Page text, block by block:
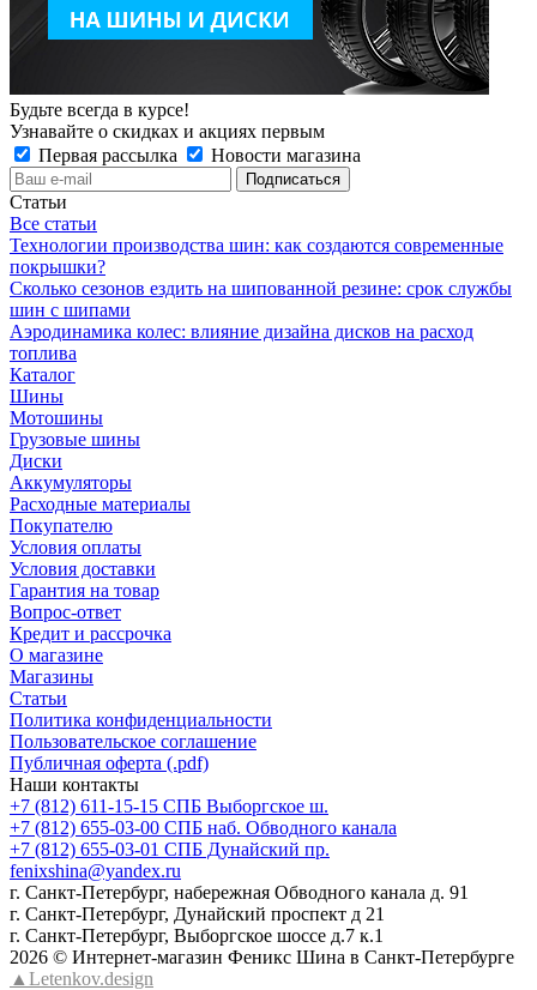
Будьте всегда в курсе!
Узнавайте о скидках и акциях первым
Первая рассылка
Новости магазина
Статьи
Все статьи
Технологии производства шин: как создаются современные
покрышки?
Сколько сезонов ездить на шипованной резине: срок службы
шин с шипами
Аэродинамика колес: влияние дизайна дисков на расход
топлива
Каталог
Шины
Мотошины
Грузовые шины
Диски
Аккумуляторы
Расходные материалы
Покупателю
Условия оплаты
Условия доставки
Гарантия на товар
Вопрос-ответ
Кредит и рассрочка
О магазине
Магазины
Статьи
Политика конфиденциальности
Пользовательское соглашение
Публичная оферта (.pdf)
Наши контакты
+7 (812) 611-15-15 СПБ Выборгское ш.
+7 (812) 655-03-00 СПБ наб. Обводного канала
+7 (812) 655-03-01 СПБ Дунайский пр.
fenixshina@yandex.ru
г. Санкт-Петербург, набережная Обводного канала д. 91
г. Санкт-Петербург, Дунайский проспект д 21
г. Санкт-Петербург, Выборгское шоссе д.7 к.1
2026 © Интернет-магазин Феникс Шина в Санкт-Петербурге
▲Letenkov.design